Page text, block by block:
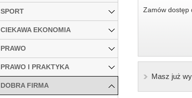
Zamów dostęp
Masz już
SPORT
CIEKAWA EKONOMIA
PRAWO
PRAWO I PRAKTYKA
DOBRA FIRMA